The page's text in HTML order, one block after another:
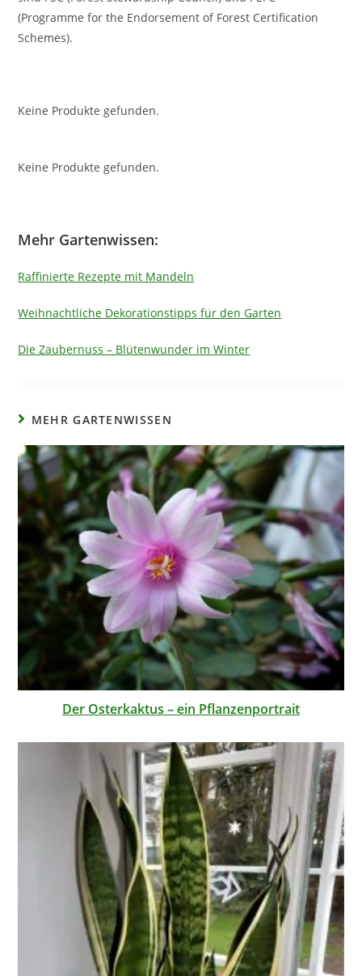
(Programme for the Endorsement of Forest Certification
Schemes).
Keine Produkte gefunden.
Keine Produkte gefunden.
Mehr Gartenwissen:
Raffinierte Rezepte mit Mandeln
Weihnachtliche Dekorationstipps für den Garten
Die Zaubernuss – Blütenwunder im Winter
MEHR GARTENWISSEN
Der Osterkaktus – ein Pflanzenportrait